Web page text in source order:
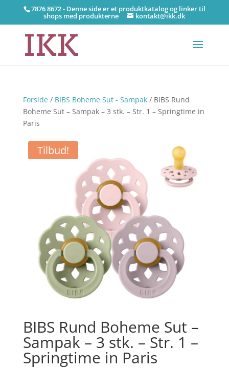
7876 8672 - Denne side er et produktkatalog og linker til
shops med produkterne kontakt@ikk.dk
Forside/ BIBS Boheme Sut - Sampak/ BIBS Rund
Boheme Sut – Sampak – 3 stk. – Str. 1 – Springtime in
Paris
Tilbud!
BIBS Rund Boheme Sut –
Sampak – 3 stk. – Str. 1 –
Springtime in Paris